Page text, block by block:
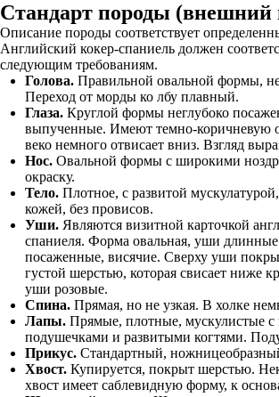
Стандарт породы (внешний
Описание породы соответствует
Английский кокер-спаниель должен
следующим требованиям.
Голова. Правильной овальной формы,
Переход от морды ко лбу плавный.
Глаза. Круглой формы неглубоко
выпученные. Имеют темно-коричневую
веко немного отвисает вниз. Взгляд
Нос. Овальной формы с широкими
окраску.
Тело. Плотное, с развитой
кожей, без провисов.
Уши. Являются визитной карточкой
спаниеля. Форма овальная, уши
посаженные, висячие. Сверху уши
густой шерстью, которая свисает ниже
уши розовые.
Спина. Прямая, но не узкая. В холке
Лапы. Прямые, плотные, мускулистые
подушечками и развитыми когтями.
Прикус. Стандартный,
Хвост. Купируется, покрыт шерстью.
хвост имеет саблевидную форму, к